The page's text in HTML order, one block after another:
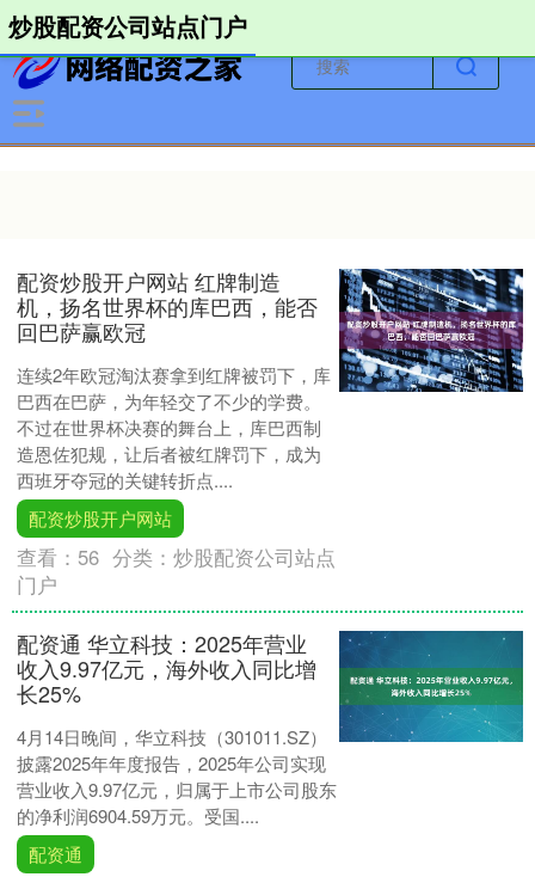
-->
炒股配资公司站点门户
配资炒股开户网站 红牌制造
机，扬名世界杯的库巴西，能否
回巴萨赢欧冠
连续2年欧冠淘汰赛拿到红牌被罚下，库
巴西在巴萨，为年轻交了不少的学费。
不过在世界杯决赛的舞台上，库巴西制
造恩佐犯规，让后者被红牌罚下，成为
西班牙夺冠的关键转折点....
配资炒股开户网站
查看： 56 分类：炒股配资公司站点
门户
配资通 华立科技：2025年营业
收入9.97亿元，海外收入同比增
长25%
4月14日晚间，华立科技（301011.SZ）
披露2025年年度报告，2025年公司实现
营业收入9.97亿元，归属于上市公司股东
的净利润6904.59万元。受国....
配资通